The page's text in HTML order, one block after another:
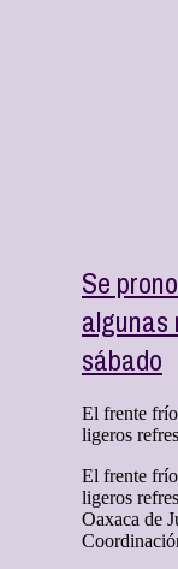
Se
algunas
sábado
El frente
ligeros
El frente
ligeros
Oaxaca de